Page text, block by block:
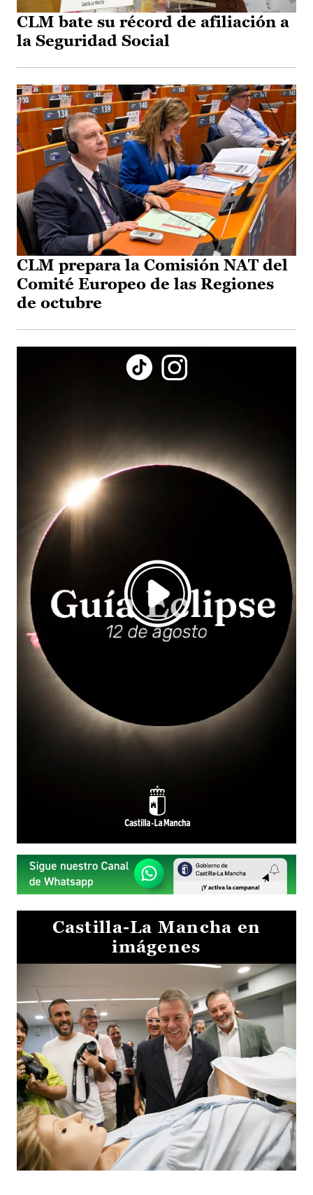
CLM bate su récord de afiliación a
la Seguridad Social
CLM prepara la Comisión NAT del
Comité Europeo de las Regiones
de octubre
Castilla-La Mancha en
imágenes